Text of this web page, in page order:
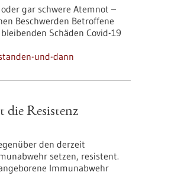
gar schwere Atemnot –
Beschwerden Betroffene
Schäden Covid-19
und-dann
die Resistenz
den derzeit
setzen, resistent.
Immunabwehr